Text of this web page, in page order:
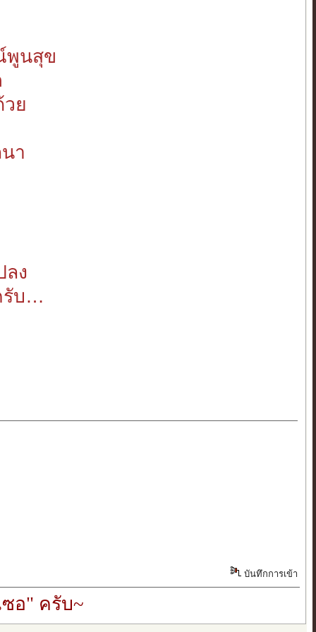
พูนสุข
ย
า
ลง
รับ…
บันทึกการเข้า
อ" ครับ~